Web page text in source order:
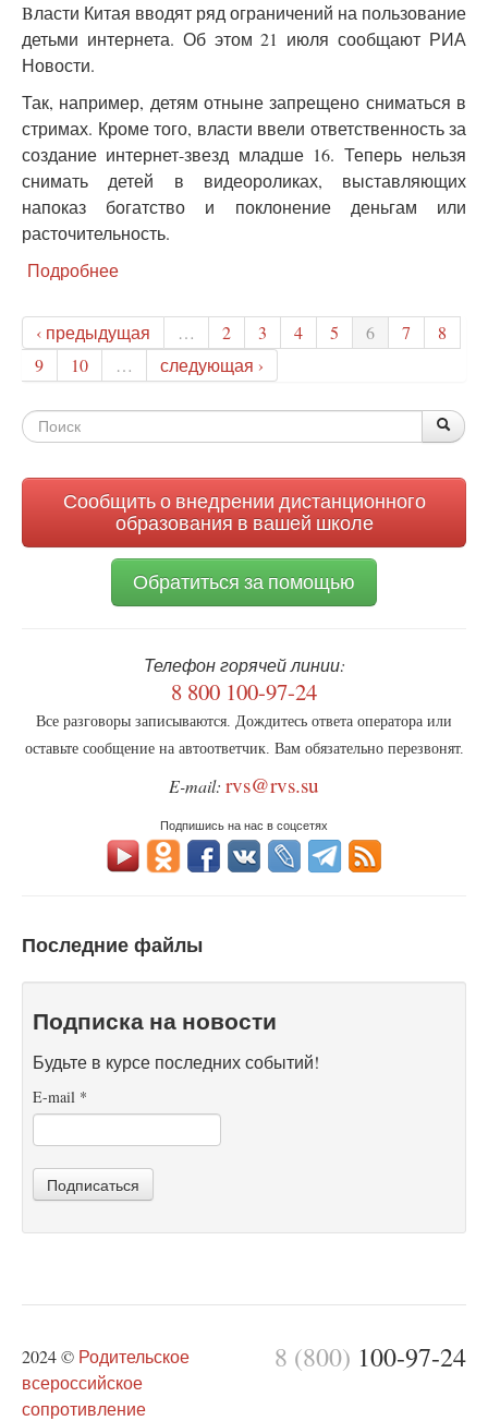
Bласти Китая вводят ряд ограничений на пользование
детьми интернета. Об этом 21 июля сообщают РИА
Новости.
Так, например, детям отныне запрещено сниматься в
стримах. Кроме того, власти ввели ответственность за
создание интернет-звезд младше 16. Теперь нельзя
снимать детей в видеороликах, выставляющих
напоказ богатство и поклонение деньгам или
расточительность.
Подробнее
принимает
масшатбные
меры
по
от
интернета
‹ предыдущая … 2 3 4 5 6 7
8
9
10 … следующая ›
Форма
Сообщить о внедрении дистанционного
образования в вашей школе
Обратиться за помощью
Телефон горячей линии:
8 800 100-97-24
Все разговоры записываются. Дождитесь ответа оператора или
оставьте сообщение на автоответчик. Вам обязательно перезвонят.
E-mail: rvs@rvs.su
Подпишись на нас в соцсетях
Последние файлы
Подписка на новости
Будьте в курсе последних событий!
E-mail *
Подписаться
8 (800) 100-97-24
2024 © Родительское
всероссийское
сопротивление